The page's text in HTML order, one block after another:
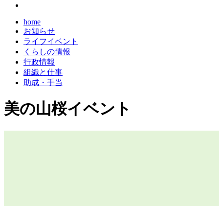
home
お知らせ
ライフイベント
くらしの情報
行政情報
組織と仕事
助成・手当
美の山桜イベント